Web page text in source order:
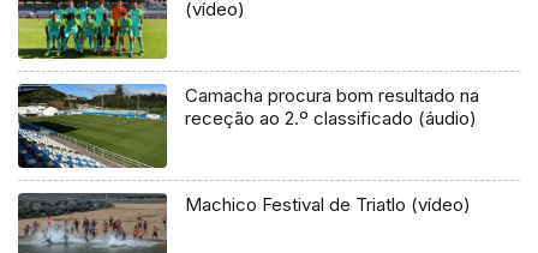
(vídeo)
Camacha procura bom resultado na
receção ao 2.º classificado (áudio)
Machico Festival de Triatlo (vídeo)